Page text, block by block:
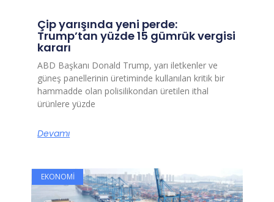
Çip yarışında yeni perde:
Trump’tan yüzde 15 gümrük vergisi
kararı
ABD Başkanı Donald Trump, yarı iletkenler ve
güneş panellerinin üretiminde kullanılan kritik bir
hammadde olan polisilikondan üretilen ithal
ürünlere yüzde
Devamı
EKONOMI